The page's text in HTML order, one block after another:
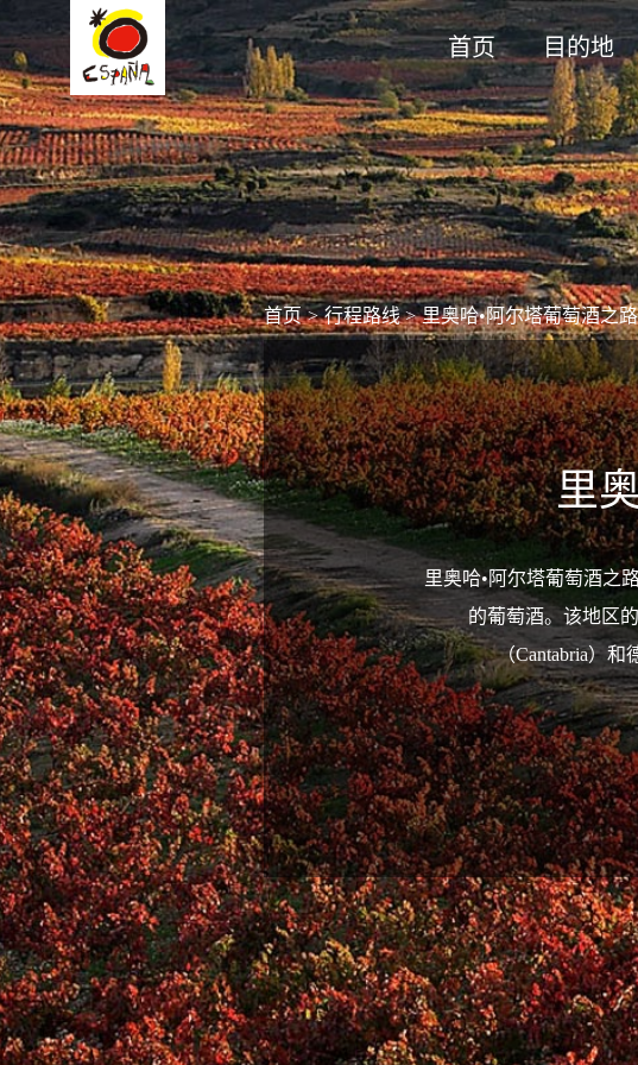
首页 目的地
首页 > 行程路线 > 里奥哈•阿尔塔葡萄酒之路
里
里奥哈•阿尔塔葡萄酒之
的葡萄酒。该地区
（Cantabria）